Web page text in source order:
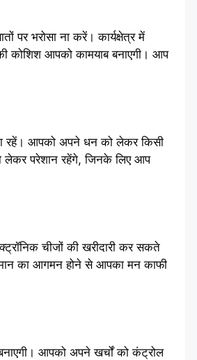
पर भरोसा ना करें। कार्यक्षेत्र में
कोशिश आपको कामयाब बनाएगी। आप
रहें। आपको अपने धन को लेकर किसी
लेकर परेशान रहेंगे, जिनके लिए आप
चीजों की खरीदारी कर सकते
का आगमन होने से आपका मन काफी
आपको अपने खर्चों को कंट्रोल